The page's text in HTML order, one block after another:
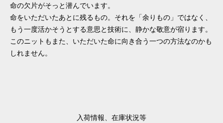
命の欠片がそっと潜んでいます。
命をいただいたあとに残るもの。それを「余りもの」ではなく、
もう一度活かそうとする意思と技術に、静かな敬意が宿ります。
このニットもまた、いただいた命に向き合う一つの方法なのかも
しれません。
入荷情報、在庫状況等